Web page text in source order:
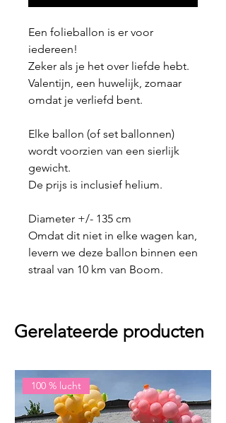
Een folieballon is er voor
iedereen!
Zeker als je het over liefde hebt.
Valentijn, een huwelijk, zomaar
omdat je verliefd bent.
Elke ballon (of set ballonnen)
wordt voorzien van een sierlijk
gewicht.
De prijs is inclusief helium.
Diameter +/- 135 cm
Omdat dit niet in elke wagen kan,
levern we deze ballon binnen een
straal van 10 km van Boom.
Gerelateerde producten
100 % lucht